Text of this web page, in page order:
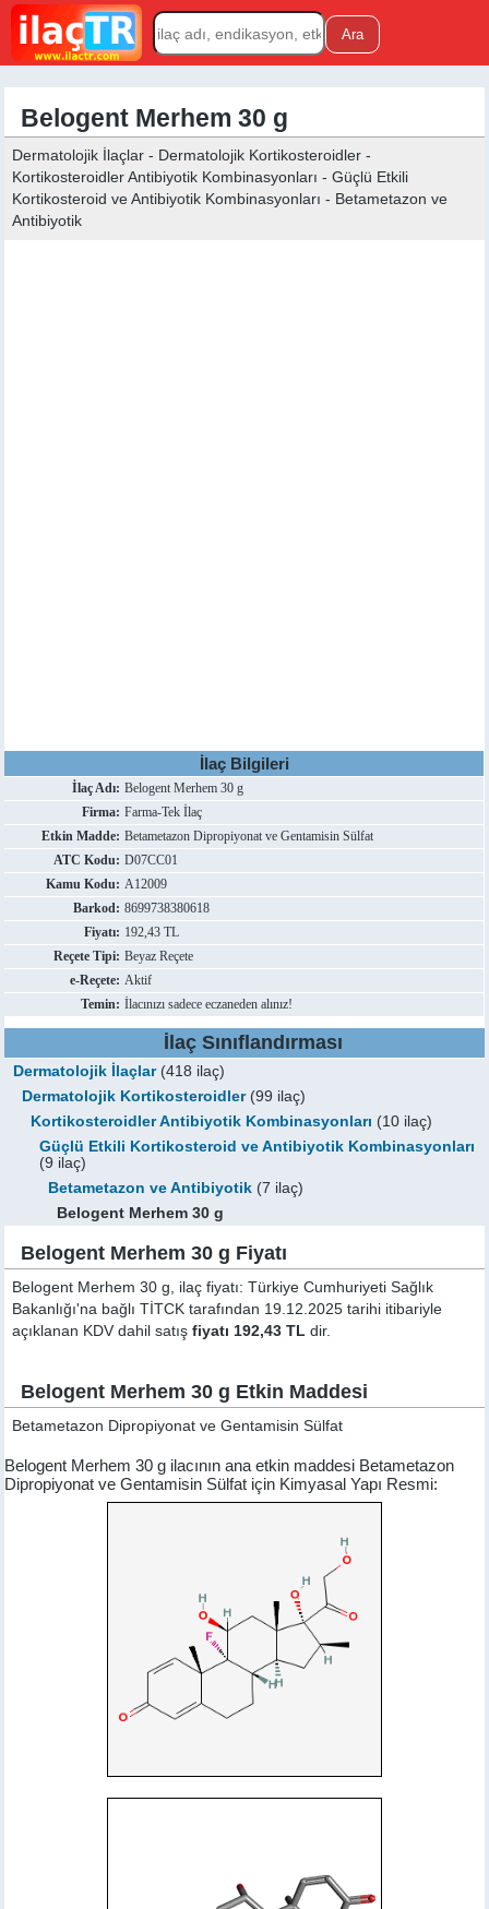
Belogent Merhem 30 g
Dermatolojik İlaçlar - Dermatolojik Kortikosteroidler -
Kortikosteroidler Antibiyotik Kombinasyonları - Güçlü Etkili
Kortikosteroid ve Antibiyotik Kombinasyonları - Betametazon ve
Antibiyotik
İlaç Bilgileri
İlaç Adı: Belogent Merhem 30 g
Firma: Farma-Tek İlaç
Etkin Madde: Betametazon Dipropiyonat ve Gentamisin Sülfat
ATC Kodu: D07CC01
Kamu Kodu: A12009
Barkod: 8699738380618
Fiyatı: 192,43 TL
Reçete Tipi: Beyaz Reçete
e-Reçete: Aktif
Temin: İlacınızı sadece eczaneden alınız!
İlaç Sınıflandırması
Dermatolojik İlaçlar(418 ilaç)
Dermatolojik Kortikosteroidler(99 ilaç)
Kortikosteroidler Antibiyotik Kombinasyonları (10 ilaç)
Güçlü Etkili Kortikosteroid ve Antibiyotik Kombinasyonları
(9 ilaç)
Betametazon ve Antibiyotik (7 ilaç)
Belogent Merhem 30 g
Belogent Merhem 30 g Fiyatı
Belogent Merhem 30 g, ilaç fiyatı: Türkiye Cumhuriyeti Sağlık
Bakanlığı'na bağlı TİTCK tarafından 19.12.2025 tarihi itibariyle
açıklanan KDV dahil satışfiyatı 192,43 TL dir.
Belogent Merhem 30 g Etkin Maddesi
Betametazon Dipropiyonat ve Gentamisin Sülfat
Belogent Merhem 30 g ilacının ana etkin maddesi Betametazon
Dipropiyonat ve Gentamisin Sülfat için Kimyasal Yapı Resmi: